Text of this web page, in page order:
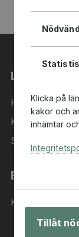
Klicka på
kakor och
inhämtar
Tillåt
Länkar
Hem
Kategorier
Sök i
Behöver du
Kontakta oss